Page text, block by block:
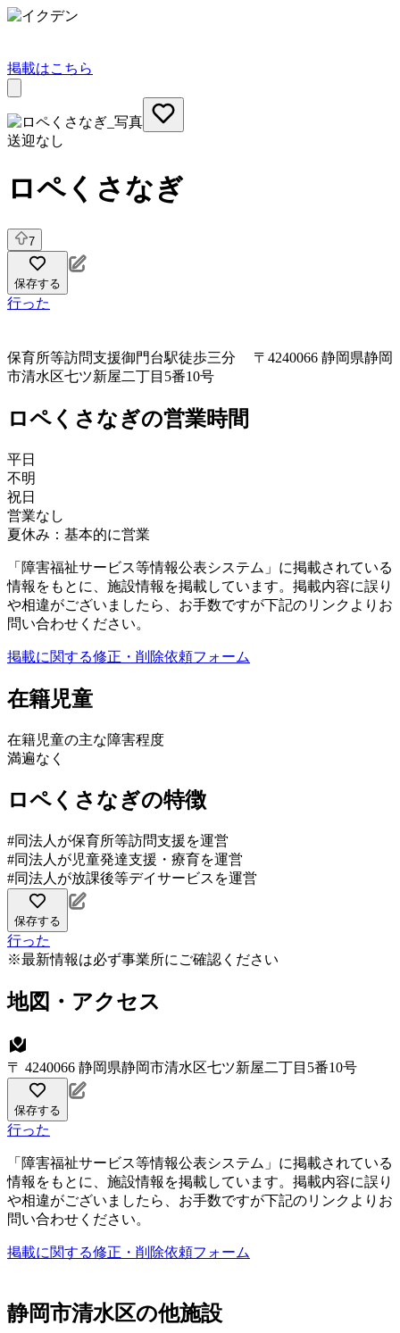
掲載はこちら
送迎なし
ロペくさなぎ
7
保存する
行った
保育所等訪問支援御門台駅徒歩三分 〒4240066 静岡県静岡
市清水区七ツ新屋二丁目5番10号
ロペくさなぎの営業時間
平日
不明
祝日
営業なし
夏休み：基本的に営業
「障害福祉サービス等情報公表システム」に掲載されている
情報をもとに、施設情報を掲載しています。掲載内容に誤り
や相違がございましたら、お手数ですが下記のリンクよりお
問い合わせください。
掲載に関する修正・削除依頼フォーム
在籍児童
在籍児童の主な障害程度
満遍なく
ロペくさなぎの特徴
#同法人が保育所等訪問支援を運営
#同法人が児童発達支援・療育を運営
#同法人が放課後等デイサービスを運営
保存する
行った
※最新情報は必ず事業所にご確認ください
地図・アクセス
〒 4240066 静岡県静岡市清水区七ツ新屋二丁目5番10号
保存する
行った
「障害福祉サービス等情報公表システム」に掲載されている
情報をもとに、施設情報を掲載しています。掲載内容に誤り
や相違がございましたら、お手数ですが下記のリンクよりお
問い合わせください。
掲載に関する修正・削除依頼フォーム
静岡市清水区の他施設